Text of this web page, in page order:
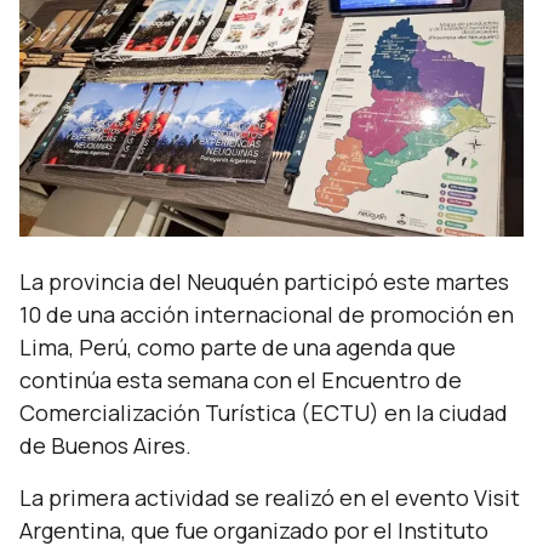
La provincia del Neuquén participó este martes
10 de una acción internacional de promoción en
Lima, Perú, como parte de una agenda que
continúa esta semana con el Encuentro de
Comercialización Turística (ECTU) en la ciudad
de Buenos Aires.
La primera actividad se realizó en el evento Visit
Argentina, que fue organizado por el Instituto